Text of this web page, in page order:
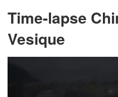
Time-lapse
Vesique